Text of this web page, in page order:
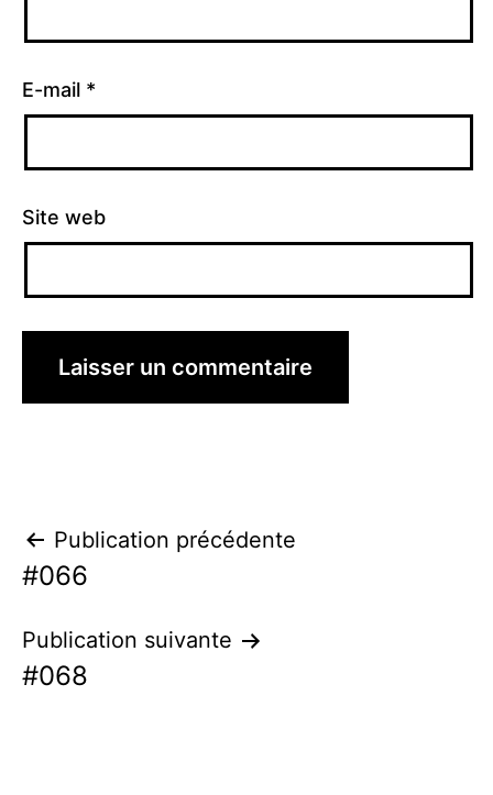
E-mail *
Site web
Navigation
de
l’article
Publication précédente
#066
Publication suivante
#068